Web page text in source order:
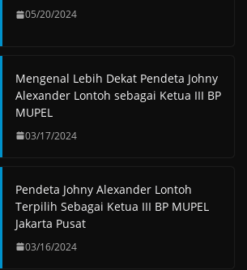
05/20/2024
Mengenal Lebih Dekat Pendeta Johny
Alexander Lontoh sebagai Ketua III BP
MUPEL
03/17/2024
Pendeta Johny Alexander Lontoh
Terpilih Sebagai Ketua III BP MUPEL
Jakarta Pusat
03/16/2024